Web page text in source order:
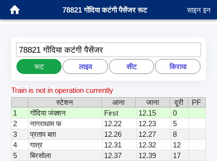
78821 गोंदिया कटंगी पैसेंजर रूट साइन इन
78821 गोंदिया कटंगी पैसेंजर
रूट लाइव सीट किराया
Train is not in operation currently
स्टेशन
आना जाना दूरी
PF
1
गोंदिया जंक्शन First 12.15
0
2
नागराधाम फ 12.22 12.23
5
3
प्रताप बाग़ 12.26 12.27
8
4
गात्र 12.31 12.32
12
5
बिरसोला 12.37 12.39
17